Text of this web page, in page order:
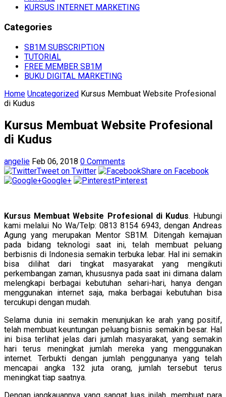
KURSUS INTERNET MARKETING
Categories
SB1M SUBSCRIPTION
TUTORIAL
FREE MEMBER SB1M
BUKU DIGITAL MARKETING
Home Uncategorized Kursus Membuat Website Profesional
di Kudus
Kursus Membuat Website Profesional
di Kudus
angelie Feb 06, 2018 0 Comments
Tweet on Twitter
Share on Facebook
Google+
Pinterest
Kursus Membuat Website Profesional di Kudus. Hubungi
kami melalui No Wa/Telp: 0813 8154 6943, dengan Andreas
Agung yang merupakan Mentor SB1M. Ditengah kemajuan
pada bidang teknologi saat ini, telah membuat peluang
berbisnis di Indonesia semakin terbuka lebar. Hal ini semakin
bisa dilihat dari tingkat masyarakat yang mengikuti
perkembangan zaman, khususnya pada saat ini dimana dalam
melengkapi berbagai kebutuhan sehari-hari, hanya dengan
menggunakan internet saja, maka berbagai kebutuhan bisa
tercukupi dengan mudah.
Selama dunia ini semakin menunjukan ke arah yang positif,
telah membuat keuntungan peluang bisnis semakin besar. Hal
ini bisa terlihat jelas dari jumlah masyarakat, yang semakin
hari terus meningkat jumlah mereka yang menggunakan
internet. Terbukti dengan jumlah penggunanya yang telah
mencapai angka 132 juta orang, jumlah tersebut terus
meningkat tiap saatnya.
Dengan jangkauannya yang sangat luas inilah, membuat para